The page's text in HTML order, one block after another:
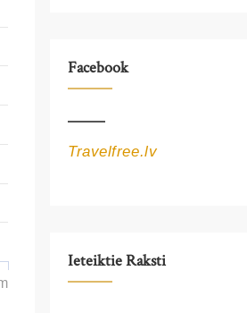
Facebook
Travelfree.lv
Ieteiktie Raksti